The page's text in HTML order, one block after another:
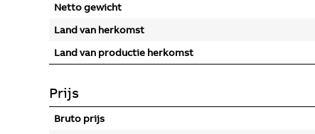
Netto gewicht
Land van herkomst
Land van productie herkomst
Prijs
Bruto prijs